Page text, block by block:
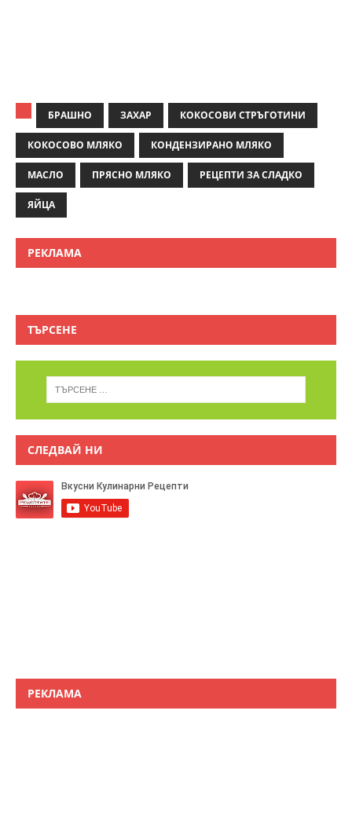
БРАШНО ЗАХАР КОКОСОВИ СТРЪГОТИНИ
КОКОСОВО МЛЯКО КОНДЕНЗИРАНО МЛЯКО
МАСЛО ПРЯСНО МЛЯКО РЕЦЕПТИ ЗА СЛАДКО
ЯЙЦА
РЕКЛАМА
ТЪРСЕНЕ
СЛЕДВАЙ НИ
РЕКЛАМА